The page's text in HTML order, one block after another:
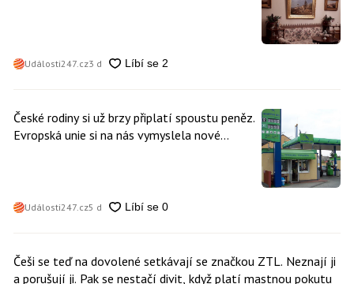
Události247.cz3 d
České rodiny si už brzy připlatí spoustu peněz.
Evropská unie si na nás vymyslela nové
Události247.cz5 d
Češi se teď na dovolené setkávají se značkou ZTL. Neznají ji
a porušují ji. Pak se nestačí divit, když platí mastnou pokutu